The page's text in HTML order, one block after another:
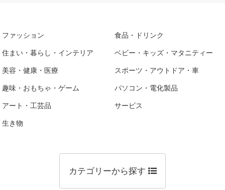
ファッション 食品・ドリンク
住まい・暮らし・インテリア ベビー・キッズ・マタニティー
美容・健康・医療 スポーツ・アウトドア・車
趣味・おもちゃ・ゲーム パソコン・電化製品
アート・工芸品 サービス
生き物
カテゴリーから探す